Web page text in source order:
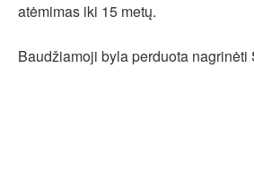
atėmimas iki 15 metų.
Baudžiamoji byla perduota